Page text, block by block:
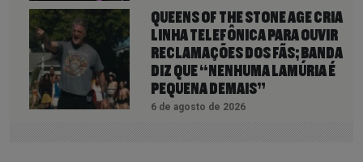
QUEENS OF THE STONE AGE CRIA
LINHA TELEFÔNICA PARA OUVIR
RECLAMAÇÕES DOS FÃS; BANDA
DIZ QUE “NENHUMA LAMÚRIA É
PEQUENA DEMAIS”
6 de agosto de 2026